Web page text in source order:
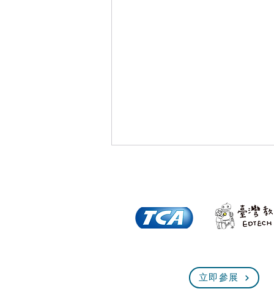
全球首創的(非成癮式演算法
+道德 AI)是 AI 的進行式『資
立即參展